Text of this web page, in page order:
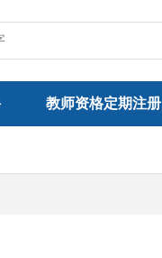
教师资格定期注册